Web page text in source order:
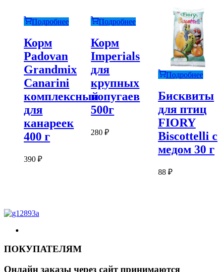
Подробнее
Корм
Padovan
Grandmix
Canarini
комплексный
для
канареек
400 г
390 ₽
Подробнее
Корм
Imperials
для
крупных
попугаев
500г
280₽
Подробнее
Бисквиты
для птиц
FIORY
Biscottelli с
медом 30 г
88 ₽
ПОКУПАТЕЛЯМ
Онлайн заказы через сайт принимаются